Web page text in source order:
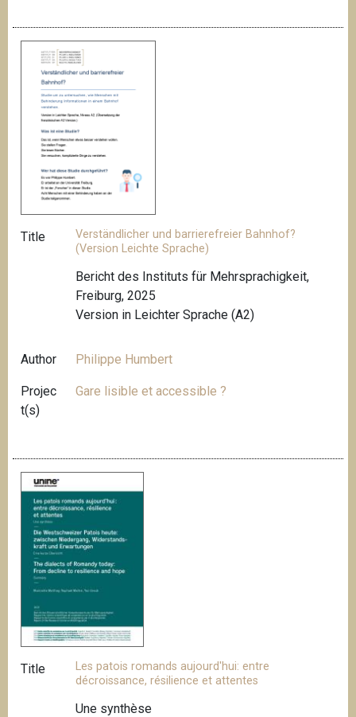
Title
Verständlicher und barrierefreier Bahnhof?
(Version Leichte Sprache)
Bericht des Instituts für Mehrsprachigkeit,
Freiburg, 2025
Version in Leichter Sprache (A2)
Author Philippe Humbert
Projec
t(s)
Gare lisible et accessible ?
Title
Les patois romands aujourd'hui: entre
décroissance, résilience et attentes
Une synthèse